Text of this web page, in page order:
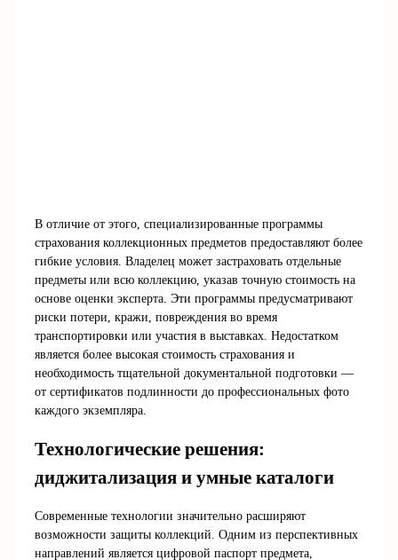
В отличие от этого, специализированные программы
страхования коллекционных предметов предоставляют более
гибкие условия. Владелец может застраховать отдельные
предметы или всю коллекцию, указав точную стоимость на
основе оценки эксперта. Эти программы предусматривают
риски потери, кражи, повреждения во время
транспортировки или участия в выставках. Недостатком
является более высокая стоимость страхования и
необходимость тщательной документальной подготовки —
от сертификатов подлинности до профессиональных фото
каждого экземпляра.
Технологические решения:
диджитализация и умные каталоги
Современные технологии значительно расширяют
возможности защиты коллекций. Одним из перспективных
направлений является цифровой паспорт предмета,